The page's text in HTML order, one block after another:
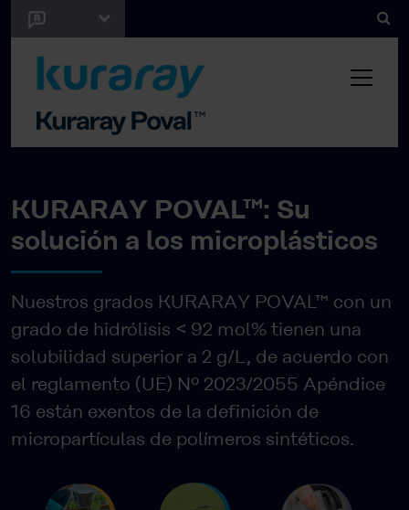
KURARAY POVAL™: Su
solución a los microplásticos
Nuestros grados KURARAY POVAL™ con un
grado de hidrólisis < 92 mol% tienen una
solubilidad superior a 2 g/L, de acuerdo con
el reglamento (UE) Nº 2023/2055 Apéndice
16 están exentos de la definición de
micropartículas de polímeros sintéticos.